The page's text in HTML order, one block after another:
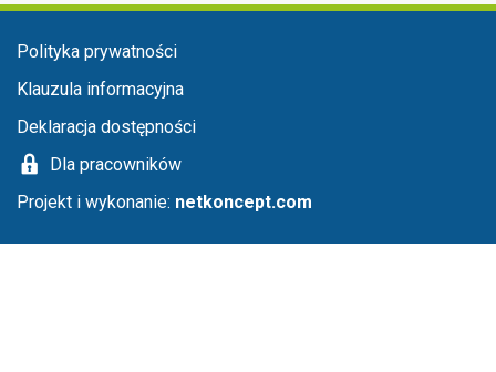
Menu stopka
Polityka prywatności
Klauzula informacyjna
Deklaracja dostępności
Dla pracowników
Projekt i wykonanie: netkoncept.com